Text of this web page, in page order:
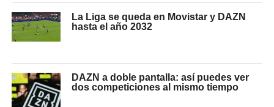
La Liga se queda en Movistar y DAZN
hasta el año 2032
DAZN a doble pantalla: así puedes ver
dos competiciones al mismo tiempo